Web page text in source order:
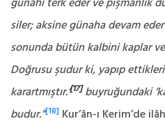
siler; aksine günaha devam
sonunda bütün kalbini kaplar ve
Doğrusu şudur ki, yapıp
karartmıştır.’[17]buyruğundaki
budur.”[18] Kur’ân-ı Kerim’de